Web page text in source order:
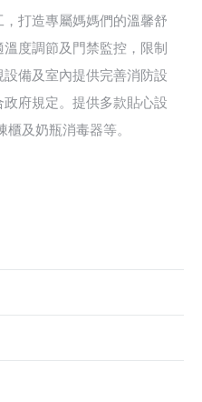
打造專屬媽媽們的溫馨舒
度調節及門禁監控，限制
備及室內提供完善消防設
府規定。提供多款貼心設
及奶瓶消毒器等。